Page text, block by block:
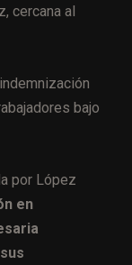
cercana al
bajo
por López
en